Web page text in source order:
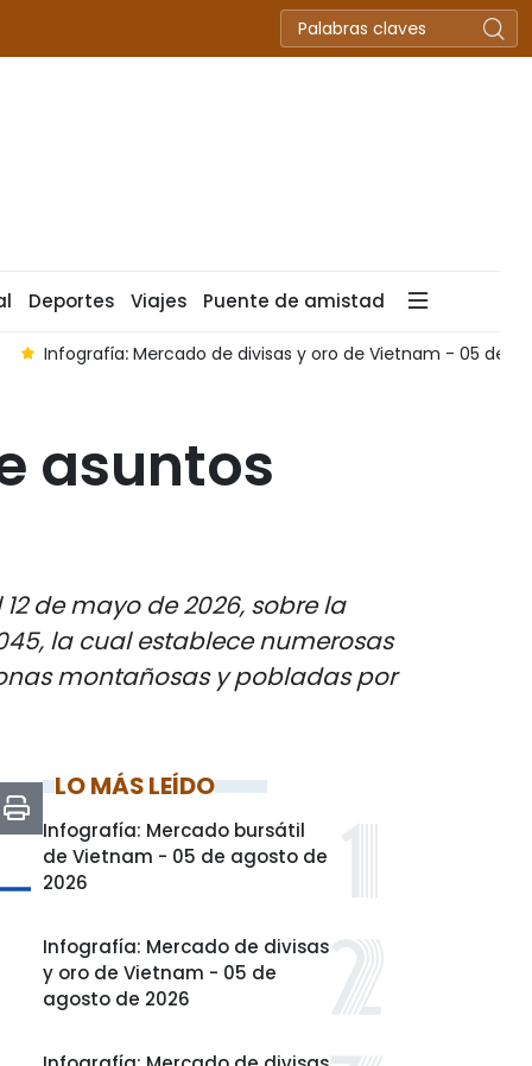
Deportes Viajes Puente de amistad
de divisas y oro de Vietnam - 05 de agosto de 2026
asuntos
de mayo de 2026, sobre la
la cual establece numerosas
montañosas y pobladas por
LO MÁS LEÍDO
Infografía: Mercado bursátil
de Vietnam - 05 de agosto de
2026
Infografía: Mercado de divisas
y oro de Vietnam - 05 de
agosto de 2026